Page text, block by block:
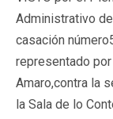
Administrativo
casación
representado
Amaro,contra la
la Sala de lo